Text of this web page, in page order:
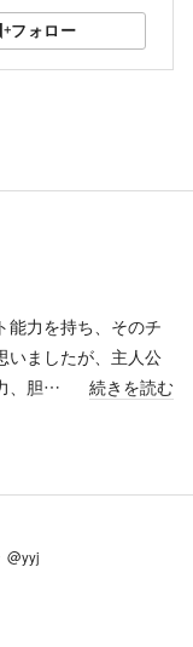
フォロー
能力を持ち、そのチ
いましたが、主人公
、胆…
続きを読む
@yyj